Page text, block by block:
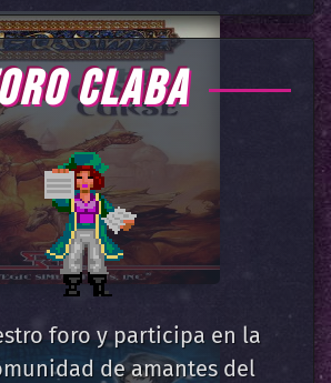
CLABA
foro y participa en la
de amantes del